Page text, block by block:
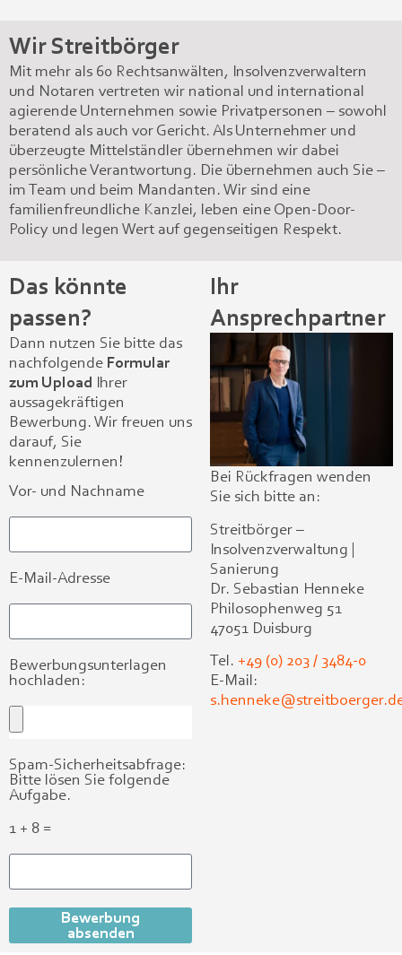
Wir Streitbörger
Mit mehr als 60 Rechtsanwälten, Insolvenzverwaltern
und Notaren vertreten wir national und international
agierende Unternehmen sowie Privatpersonen – sowohl
beratend als auch vor Gericht. Als Unternehmer und
überzeugte Mittelständler übernehmen wir dabei
persönliche Verantwortung. Die übernehmen auch Sie –
im Team und beim Mandanten. Wir sind eine
familienfreundliche Kanzlei, leben eine Open-Door-
Policy und legen Wert auf gegenseitigen Respekt.
Das könnte
passen?
Dann nutzen Sie bitte das
nachfolgende Formular
zum Upload Ihrer
aussagekräftigen
Bewerbung. Wir freuen uns
darauf, Sie
kennenzulernen!
Vor- und Nachname
E-Mail-Adresse
Bewerbungsunterlagen
hochladen:
Spam-Sicherheitsabfrage:
Bitte lösen Sie folgende
Aufgabe.
1 + 8 =
Bewerbung
absenden
Ihr
Ansprechpartner
Bei Rückfragen wenden
Sie sich bitte an:
Streitbörger –
Insolvenzverwaltung |
Sanierung
Dr. Sebastian Henneke
Philosophenweg 51
47051 Duisburg
Tel. +49 (0) 203 / 3484-0
E-Mail: